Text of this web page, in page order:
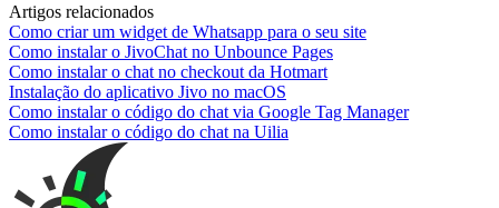
Artigos relacionados
Como criar um widget de Whatsapp para o seu site
Como instalar o JivoChat no Unbounce Pages
Como instalar o chat no checkout da Hotmart
Instalação do aplicativo Jivo no macOS
Como instalar o código do chat via Google Tag Manager
Como instalar o código do chat na Uilia